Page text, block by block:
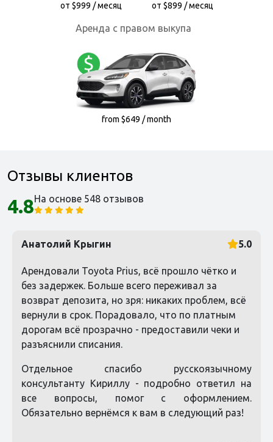
от $999 / месяц от $899 / месяц
Аренда с правом выкупа
from $649 / month
Отзывы клиентов
4.8На основе 548 отзывов
Анатолий Крыгин 5.0
Арендовали Toyota Prius, всё прошло чётко и
без задержек. Больше всего переживал за
возврат депозита, но зря: никаких проблем, всё
вернули в срок. Порадовало, что по платным
дорогам всё прозрачно - предоставили чеки и
разъяснили списания.
Отдельное спасибо русскоязычному
консультанту Кириллу - подробно ответил на
все вопросы, помог с оформлением.
Обязательно вернёмся к вам в следующий раз!